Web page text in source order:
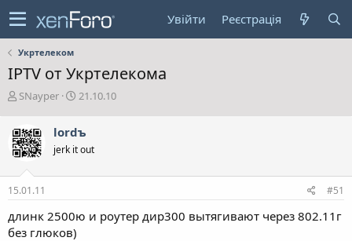
Увійти Реєстрація
Укртелеком
IPTV от Укртелекома
А
о
р
е
м
SNayper
Д
а
с
в
е
21.10.10
lordъ
jerk it out
15.01.11 #51
длинк 2500ю и роутер дир300 вытягивают через 802.11г
без глюков)